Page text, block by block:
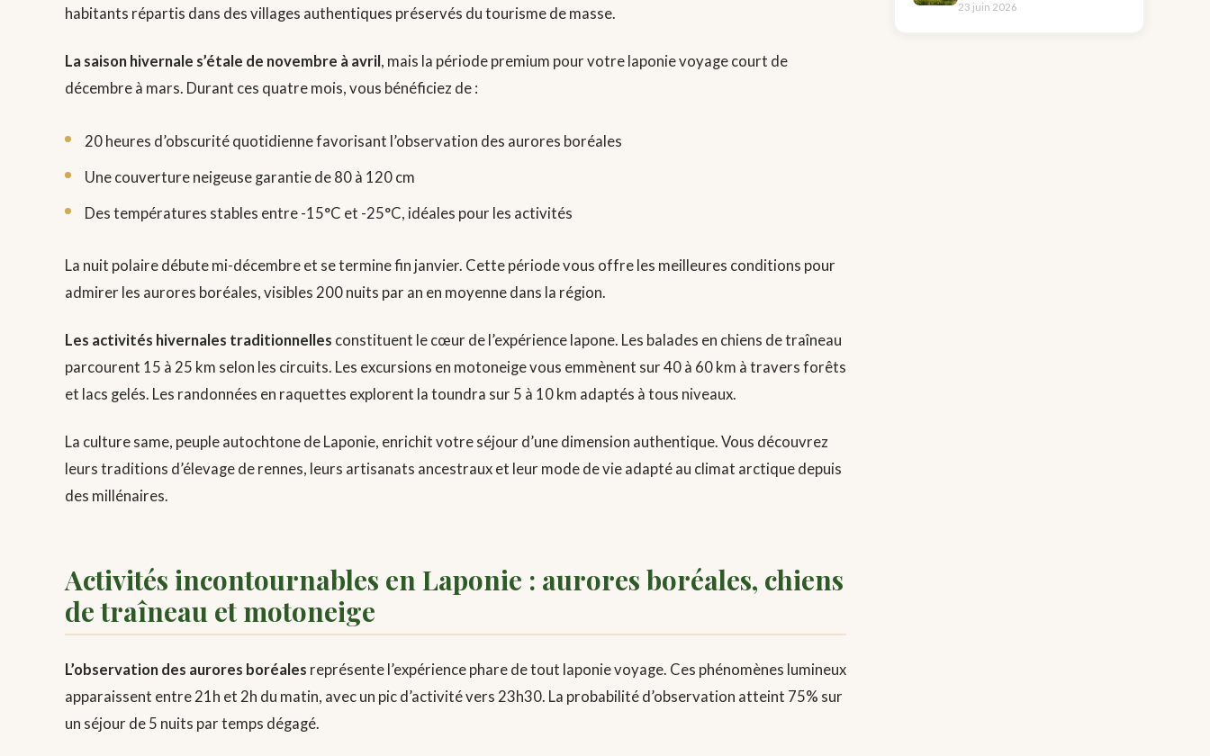
habitants répartis dans des villages authentiques préservés du tourisme de masse.
La saison hivernale s’étale de novembre à avril , mais la période premium pour votre laponie voyage court de
décembre à mars. Durant ces quatre mois, vous bénéficiez de :
20 heures d’obscurité quotidienne favorisant l’observation des aurores boréales
Une couverture neigeuse garantie de 80 à 120 cm
Des températures stables entre -15°C et -25°C, idéales pour les activités
La nuit polaire débute mi-décembre et se termine fin janvier. Cette période vous offre les meilleures conditions pour
admirer les aurores boréales, visibles 200 nuits par an en moyenne dans la région.
Les activités hivernales traditionnelles constituent le cœur de l’expérience lapone. Les balades en chiens de traîneau
parcourent 15 à 25 km selon les circuits. Les excursions en motoneige vous emmènent sur 40 à 60 km à travers forêts
et lacs gelés. Les randonnées en raquettes explorent la toundra sur 5 à 10 km adaptés à tous niveaux.
La culture same, peuple autochtone de Laponie, enrichit votre séjour d’une dimension authentique. Vous découvrez
leurs traditions d’élevage de rennes, leurs artisanats ancestraux et leur mode de vie adapté au climat arctique depuis
des millénaires.
Activités incontournables en Laponie : aurores boréales, chiens
de traîneau et motoneige
L’observation des aurores boréales représente l’expérience phare de tout laponie voyage. Ces phénomènes lumineux
apparaissent entre 21h et 2h du matin, avec un pic d’activité vers 23h30. La probabilité d’observation atteint 75% sur
un séjour de 5 nuits par temps dégagé.
23 juin 2026